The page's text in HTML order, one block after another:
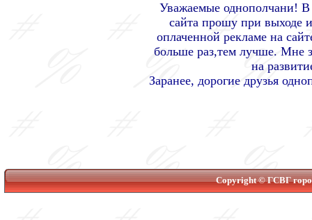
Уважаемые однополчани! В
сайта прошу при выходе
оплаченной рекламе на
больше раз,тем лучше. Мне
на
Заранее, дорогие друзья
Copyright © ГСВГ